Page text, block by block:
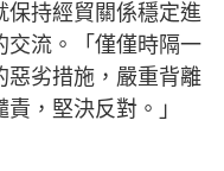
保持經貿關係穩定進
交流。「僅僅時隔一
惡劣措施，嚴重背離
，堅決反對。」